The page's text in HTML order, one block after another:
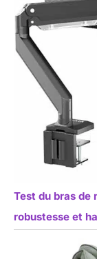
Test du bras de
robustesse et